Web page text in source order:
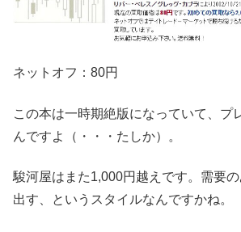
ネットオフ：80円
この本は一時期絶版になっていて、プ
んですよ（・・・たしか）。
駿河屋はまた1,000円越えです。需要
出す、というスタイルなんですかね。